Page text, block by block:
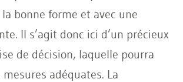
bonne forme et avec une
Il s’agit donc ici d’un précieux
de décision, laquelle pourra
adéquates. La